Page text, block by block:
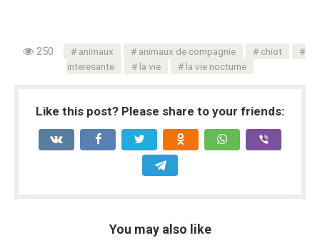
250 animaux animaux de compagnie
chiot
interesante
la vie la vie nocturne
Like this post? Please share to your friends:
You may also like